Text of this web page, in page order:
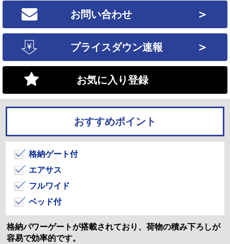
お問い合わせ ＞
プライスダウン速報 ＞
お気に入り登録
おすすめポイント
格納ゲート付
エアサス
フルワイド
ベッド付
格納パワーゲートが搭載されており、荷物の積み下ろしが
容易で効率的です。